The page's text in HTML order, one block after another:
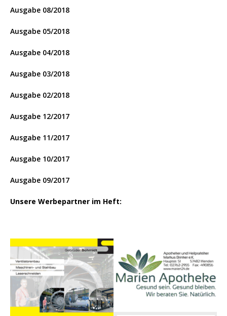
Ausgabe 08/2018
Ausgabe 05/2018
Ausgabe 04/2018
Ausgabe 03/2018
Ausgabe 02/2018
Ausgabe 12/2017
Ausgabe 11/2017
Ausgabe 10/2017
Ausgabe 09/2017
Unsere Werbepartner im Heft: